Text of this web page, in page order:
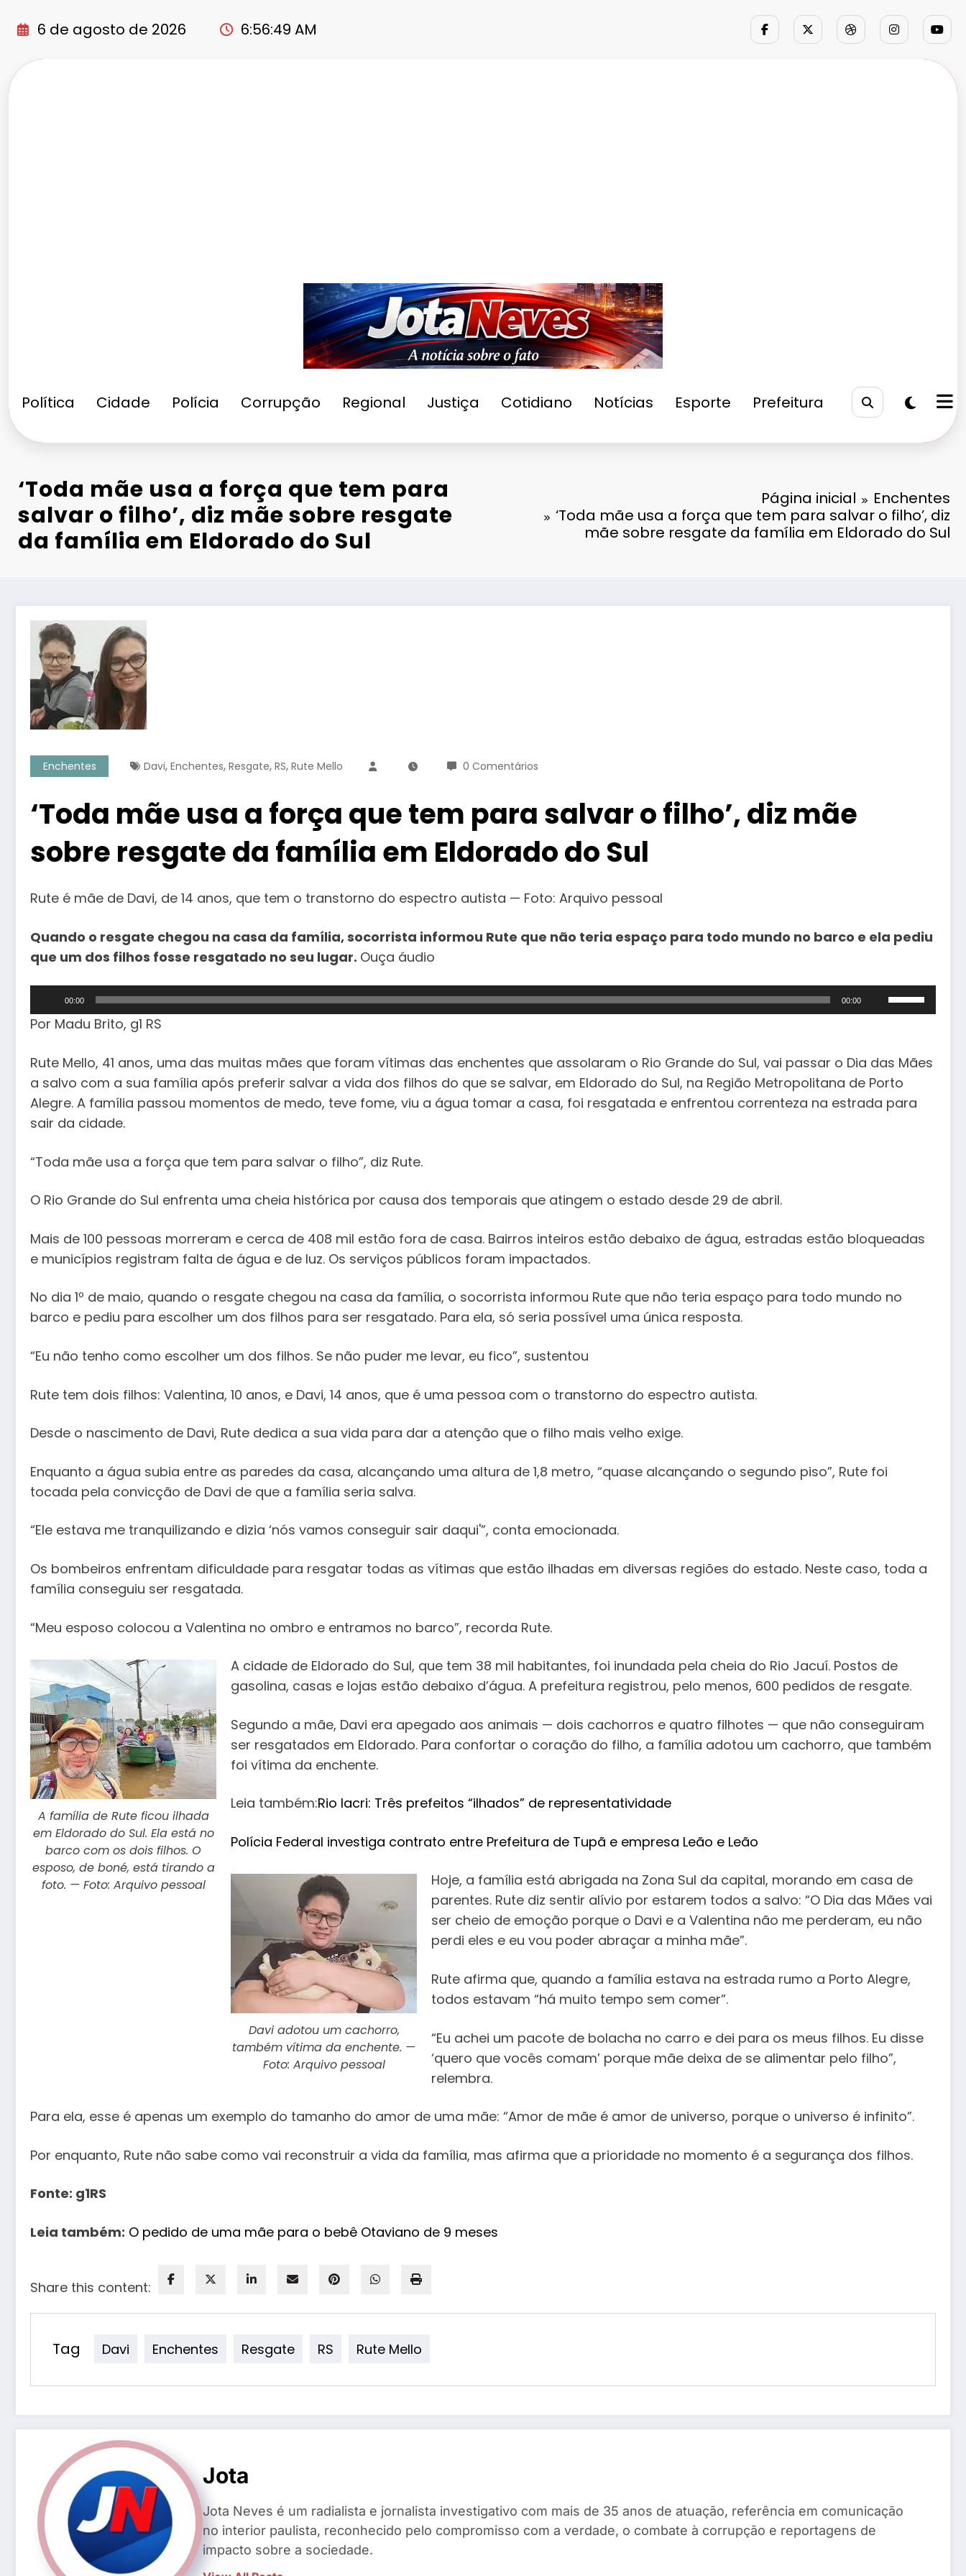
para
conteúdo
6 de agosto de 2026 6:56:49 AM
Política Cidade Polícia Corrupção Regional Justiça Cotidiano Notícias Esporte Prefeitura
‘Toda mãe usa a força que tem para
salvar o filho’, diz mãe sobre resgate
da família em Eldorado do Sul
Página inicial
Enchentes
‘Toda mãe usa a força que tem para salvar o filho’, diz
mãe sobre resgate da família em Eldorado do Sul
Enchentes Davi, Enchentes, Resgate, RS, Rute Mello 0 Comentários
‘Toda mãe usa a força que tem para salvar o filho’, diz mãe
sobre resgate da família em Eldorado do Sul
Rute é mãe de Davi, de 14 anos, que tem o transtorno do espectro autista — Foto: Arquivo pessoal
Quando o resgate chegou na casa da família, socorrista informou Rute que não teria espaço para todo mundo no barco e ela pediu
que um dos filhos fosse resgatado no seu lugar. Ouça áudio
Tocador
de
áudio
00:00 00:00
as
cima
ou
para
Por Madu Brito, g1 RS
Rute Mello, 41 anos, uma das muitas mães que foram vítimas das enchentes que assolaram o Rio Grande do Sul, vai passar o Dia das Mães
a salvo com a sua família após preferir salvar a vida dos filhos do que se salvar, em Eldorado do Sul, na Região Metropolitana de Porto
Alegre. A família passou momentos de medo, teve fome, viu a água tomar a casa, foi resgatada e enfrentou correnteza na estrada para
sair da cidade.
“Toda mãe usa a força que tem para salvar o filho”, diz Rute.
O Rio Grande do Sul enfrenta uma cheia histórica por causa dos temporais que atingem o estado desde 29 de abril.
Mais de 100 pessoas morreram e cerca de 408 mil estão fora de casa. Bairros inteiros estão debaixo de água, estradas estão bloqueadas
e municípios registram falta de água e de luz. Os serviços públicos foram impactados.
No dia 1º de maio, quando o resgate chegou na casa da família, o socorrista informou Rute que não teria espaço para todo mundo no
barco e pediu para escolher um dos filhos para ser resgatado. Para ela, só seria possível uma única resposta.
“Eu não tenho como escolher um dos filhos. Se não puder me levar, eu fico”, sustentou
Rute tem dois filhos: Valentina, 10 anos, e Davi, 14 anos, que é uma pessoa com o transtorno do espectro autista.
Desde o nascimento de Davi, Rute dedica a sua vida para dar a atenção que o filho mais velho exige.
Enquanto a água subia entre as paredes da casa, alcançando uma altura de 1,8 metro, “quase alcançando o segundo piso”, Rute foi
tocada pela convicção de Davi de que a família seria salva.
“Ele estava me tranquilizando e dizia ‘nós vamos conseguir sair daqui'”, conta emocionada.
Os bombeiros enfrentam dificuldade para resgatar todas as vítimas que estão ilhadas em diversas regiões do estado. Neste caso, toda a
família conseguiu ser resgatada.
“Meu esposo colocou a Valentina no ombro e entramos no barco”, recorda Rute.
A família de Rute ficou ilhada
em Eldorado do Sul. Ela está no
barco com os dois filhos. O
esposo, de boné, está tirando a
foto. — Foto: Arquivo pessoal
A cidade de Eldorado do Sul, que tem 38 mil habitantes, foi inundada pela cheia do Rio Jacuí. Postos de
gasolina, casas e lojas estão debaixo d’água. A prefeitura registrou, pelo menos, 600 pedidos de resgate.
Segundo a mãe, Davi era apegado aos animais — dois cachorros e quatro filhotes — que não conseguiram
ser resgatados em Eldorado. Para confortar o coração do filho, a família adotou um cachorro, que também
foi vítima da enchente.
Leia também:Rio Iacri: Três prefeitos “ilhados” de representatividade
Polícia Federal investiga contrato entre Prefeitura de Tupã e empresa Leão e Leão
Davi adotou um cachorro,
também vítima da enchente. —
Foto: Arquivo pessoal
Hoje, a família está abrigada na Zona Sul da capital, morando em casa de
parentes. Rute diz sentir alívio por estarem todos a salvo: “O Dia das Mães vai
ser cheio de emoção porque o Davi e a Valentina não me perderam, eu não
perdi eles e eu vou poder abraçar a minha mãe”.
Rute afirma que, quando a família estava na estrada rumo a Porto Alegre,
todos estavam “há muito tempo sem comer”.
“Eu achei um pacote de bolacha no carro e dei para os meus filhos. Eu disse
‘quero que vocês comam’ porque mãe deixa de se alimentar pelo filho”,
relembra.
Para ela, esse é apenas um exemplo do tamanho do amor de uma mãe: “Amor de mãe é amor de universo, porque o universo é infinito”.
Por enquanto, Rute não sabe como vai reconstruir a vida da família, mas afirma que a prioridade no momento é a segurança dos filhos.
Fonte: g1RS
Leia também: O pedido de uma mãe para o bebê Otaviano de 9 meses
Share this content:
Tag Davi Enchentes Resgate RS Rute Mello
Jota
Jota Neves é um radialista e jornalista investigativo com mais de 35 anos de atuação, referência em comunicação
no interior paulista, reconhecido pelo compromisso com a verdade, o combate à corrupção e reportagens de
impacto sobre a sociedade.